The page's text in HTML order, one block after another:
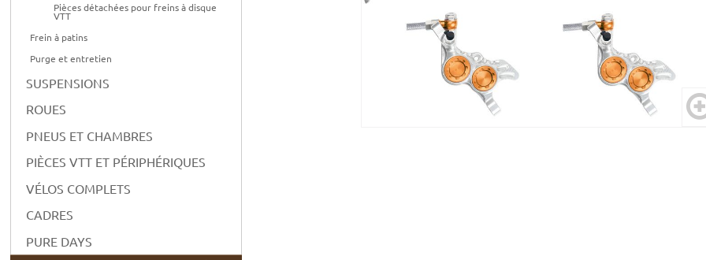
Pièces détachées pour freins à disque
VTT
Frein à patins
Purge et entretien
SUSPENSIONS
ROUES
PNEUS ET CHAMBRES
PIÈCES VTT ET PÉRIPHÉRIQUES
VÉLOS COMPLETS
CADRES
PURE DAYS